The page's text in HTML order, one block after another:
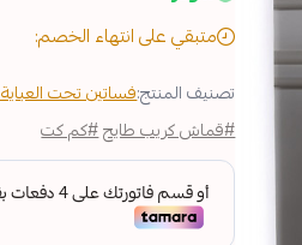
متبقي على انتهاء الخصم:
تصنيف المنتج:فساتين تحت
#قماش كريب طايح#كم كت